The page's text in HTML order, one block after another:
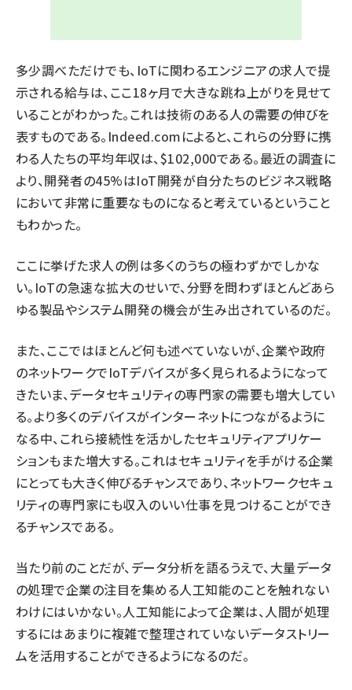
多少調べただけでも、IoTに関わるエンジニアの求人で提
示される給与は、ここ18ヶ月で大きな跳ね上がりを見せて
いることがわかった。これは技術のある人の需要の伸びを
表すものである。Indeed.comによると、これらの分野に携
わる人たちの平均年収は、$102,000である。最近の調査に
より、開発者の45%はIoT開発が自分たちのビジネス戦略
において非常に重要なものになると考えているということ
もわかった。
ここに挙げた求人の例は多くのうちの極わずかでしかな
い。IoTの急速な拡大のせいで、分野を問わずほとんどあら
ゆる製品やシステム開発の機会が生み出されているのだ。
また、ここではほとんど何も述べていないが、企業や政府
のネットワークでIoTデバイスが多く見られるようになって
きたいま、データセキュリティの専門家の需要も増大してい
る。より多くのデバイスがインターネットにつながるように
なる中、これら接続性を活かしたセキュリティアプリケー
ションもまた増大する。これはセキュリティを手がける企業
にとっても大きく伸びるチャンスであり、ネットワークセキュ
リティの専門家にも収入のいい仕事を見つけることができ
るチャンスである。
当たり前のことだが、データ分析を語るうえで、大量データ
の処理で企業の注目を集める人工知能のことを触れない
わけにはいかない。人工知能によって企業は、人間が処理
するにはあまりに複雑で整理されていないデータストリー
ムを活用することができるようになるのだ。